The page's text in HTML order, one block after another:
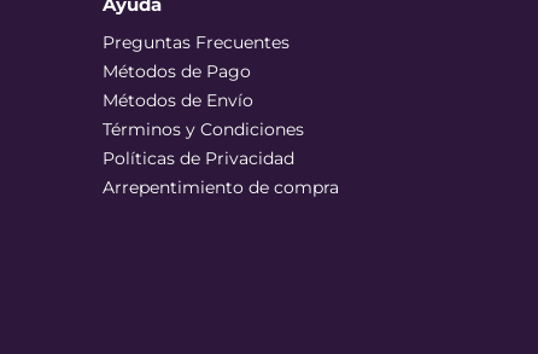
Preguntas Frecuentes
Métodos de Pago
Métodos de Envío
Términos y Condiciones
Políticas de Privacidad
Arrepentimiento de compra